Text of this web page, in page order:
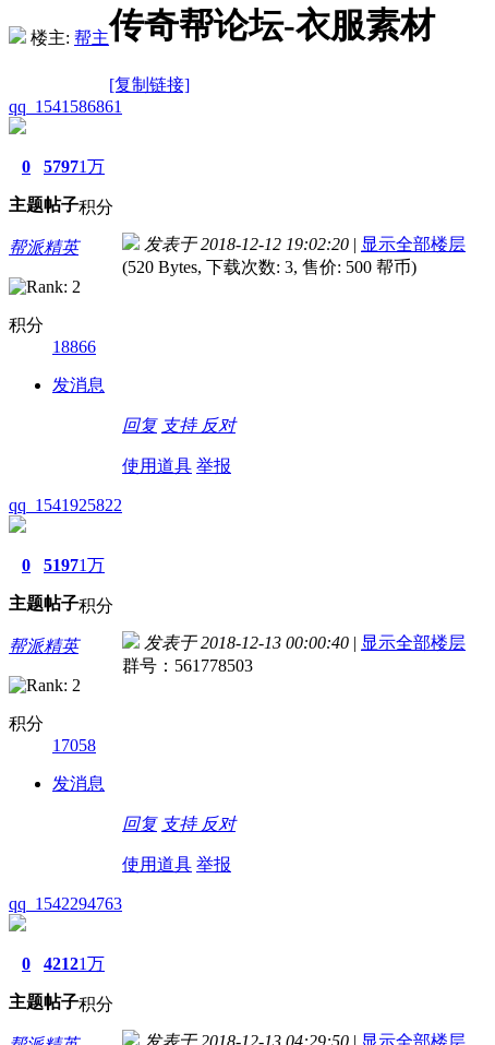
楼主: 帮主传奇帮论坛-衣服素材
[复制链接]
qq_1541586861
0
主题
5797
帖子
1万
积分
帮派精英
积分
18866
发消息
发表于 2018-12-12 19:02:20 | 显示全部楼层
(520 Bytes, 下载次数: 3, 售价: 500 帮币)
回复 支持 反对
使用道具 举报
qq_1541925822
0
主题
5197
帖子
1万
积分
帮派精英
积分
17058
发消息
发表于 2018-12-13 00:00:40 | 显示全部楼层
群号：561778503
回复 支持 反对
使用道具 举报
qq_1542294763
0
主题
4212
帖子
1万
积分
发表于 2018-12-13 04:29:50 | 显示全部楼层